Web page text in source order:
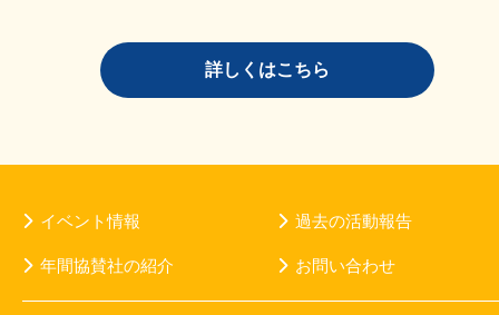
詳しくはこちら
イベント情報 過去の活動報告
年間協賛社の紹介 お問い合わせ